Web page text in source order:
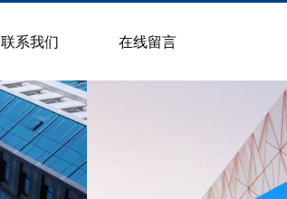
联系我们 在线留言